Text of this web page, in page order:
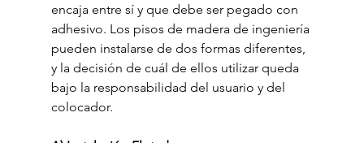
encaja entre sí y que debe ser pegado con
adhesivo. Los pisos de madera de ingeniería
pueden instalarse de dos formas diferentes,
y la decisión de cuál de ellos utilizar queda
bajo la responsabilidad del usuario y del
colocador.